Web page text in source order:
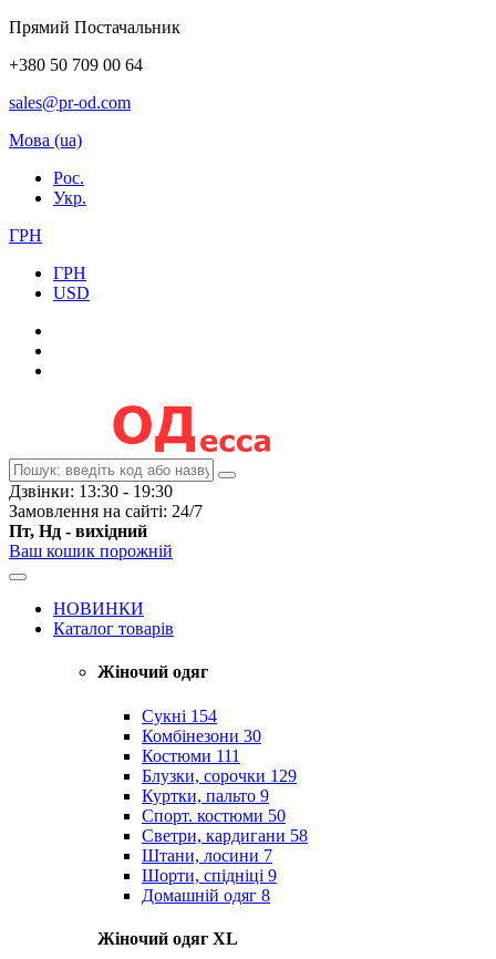
Прямий Постачальник
+380 50 709 00 64
sales@pr-od.com
Мова (ua)
Рос.
Укр.
ГРН
ГРН
USD
Дзвінки: 13:30 - 19:30
Замовлення на сайті: 24/7
Пт, Нд - вихідний
Ваш кошик порожній
НОВИНКИ
Каталог товарів
Жіночий одяг
Сукні 154
Комбінезони 30
Костюми 111
Блузки, сорочки 129
Куртки, пальто 9
Спорт. костюми 50
Светри, кардигани 58
Штани, лосини 7
Шорти, спідніці 9
Домашній одяг 8
Жіночий одяг XL